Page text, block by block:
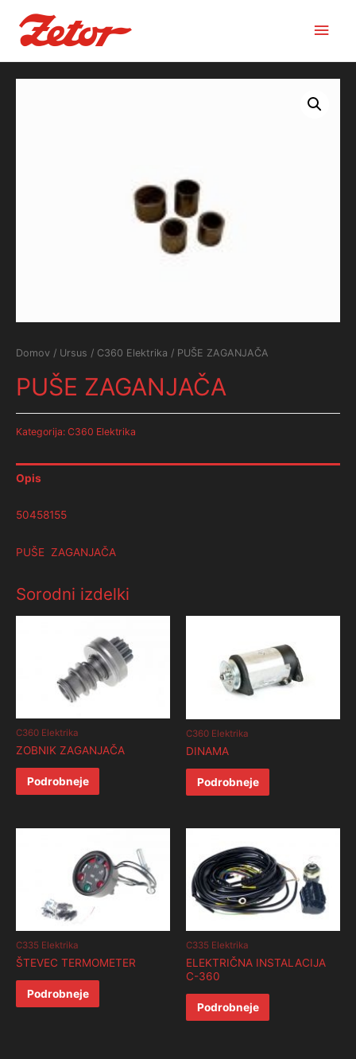
Main
Domov / Ursus / C360 Elektrika / PUŠE ZAGANJAČA
PUŠE ZAGANJAČA
Kategorija: C360 Elektrika
Opis
50458155
PUŠE ZAGANJAČA
Sorodni izdelki
C360 Elektrika
ZOBNIK ZAGANJAČA
Podrobneje
C360 Elektrika
DINAMA
Podrobneje
C335 Elektrika
ŠTEVEC TERMOMETER
Podrobneje
C335 Elektrika
ELEKTRIČNA INSTALACIJA
C-360
Podrobneje